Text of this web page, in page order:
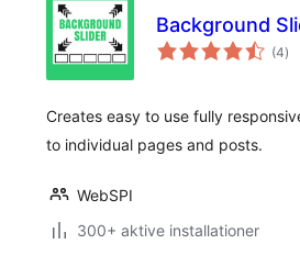
Background
(4)
Creates easy to use fully
to individual pages and posts.
WebSPI
300+ aktive installationer